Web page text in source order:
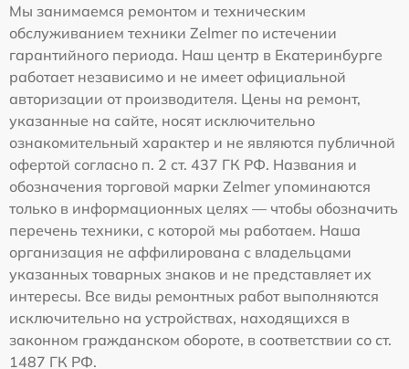
Мы занимаемся ремонтом и техническим
обслуживанием техники Zelmer по истечении
гарантийного периода. Наш центр в Екатеринбурге
работает независимо и не имеет официальной
авторизации от производителя. Цены на ремонт,
указанные на сайте, носят исключительно
ознакомительный характер и не являются публичной
офертой согласно п. 2 ст. 437 ГК РФ. Названия и
обозначения торговой марки Zelmer упоминаются
только в информационных целях — чтобы обозначить
перечень техники, с которой мы работаем. Наша
организация не аффилирована с владельцами
указанных товарных знаков и не представляет их
интересы. Все виды ремонтных работ выполняются
исключительно на устройствах, находящихся в
законном гражданском обороте, в соответствии со ст.
1487 ГК РФ.